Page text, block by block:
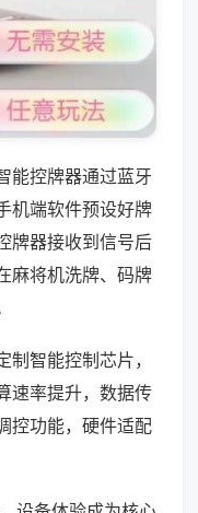
能控牌器通过蓝牙
机端软件预设好牌
牌器接收到信号后
麻将机洗牌、码牌
智能控制芯片，
速率提升，数据传
控功能，硬件适配